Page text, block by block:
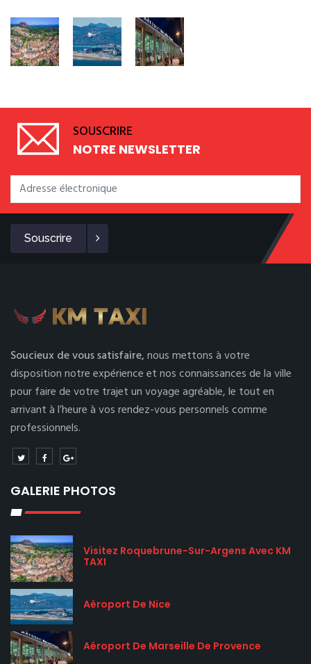
SOUSCRIRE
NOTRE NEWSLETTER
Souscrire
Soucieux de vous satisfaire,nous mettons à votre
disposition notre expérience et nos connaissances de la ville
pour faire de votre trajet un voyage agréable, le tout en
arrivant à l’heure à vos rendez-vous personnels comme
professionnels.
GALERIE PHOTOS
Visitez Roquebrune-Sur-Argens Avec KM
TAXI
Aéroport De Nice
Aéroport De Marseille De Provence